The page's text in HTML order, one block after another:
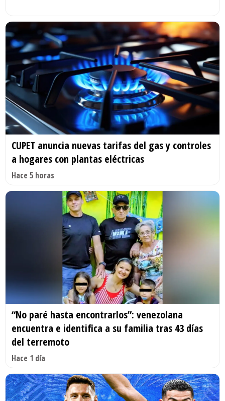
CUPET anuncia nuevas tarifas del gas y controles
a hogares con plantas eléctricas
Hace 5 horas
“No paré hasta encontrarlos”: venezolana
encuentra e identifica a su familia tras 43 días
del terremoto
Hace 1 día